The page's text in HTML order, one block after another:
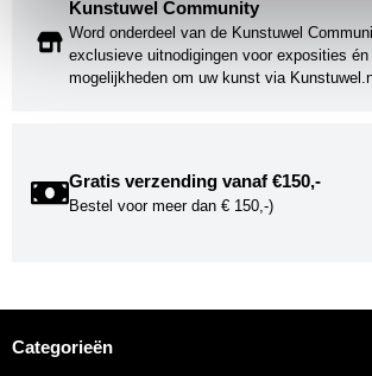
Kunstuwel Community
Word onderdeel van de Kunstuwel
exclusieve uitnodigingen voor exposities
mogelijkheden om uw kunst via
Gratis verzending vanaf €150,-
Bestel voor meer dan € 150,-)
Categorieën